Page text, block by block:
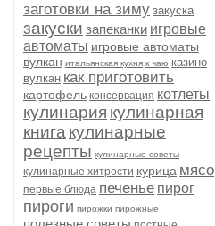
заготовки на зиму закуска
закуски запеканки игровые
автоматы игровые автоматы
вулкан итальянская кухня к чаю казино
вулкан как приготовить
картофель консервация котлеты
кулинария кулинарная
книга кулинарные
рецепты кулинарные советы
кулинарные хитрости курица мясо
первые блюда печенье пирог
пироги пирожки пирожные